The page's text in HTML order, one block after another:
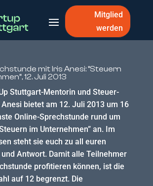
Mitglied
werden
mit Iris Anesi: “Steuern
12. Juli 2013
Stuttgart-Mentorin und Steuer-
bietet am 12. Juli 2013 um 16
Online-Sprechstunde rund um
im Unternehmen” an. Im
steht sie euch zu all euren
und Antwort. Damit alle Teilnehmer
profitieren können, ist die
auf 12 begrenzt. Die